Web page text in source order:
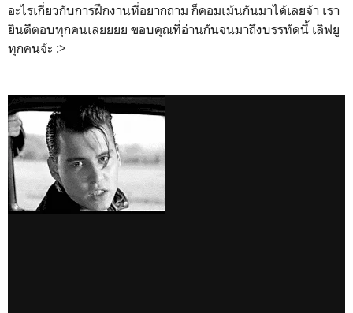
อะไรเกี่ยวกับการฝึกงานที่อยากถาม ก็คอมเม้นกันมาได้เลยจ้า เรา
ยินดีตอบทุกคนเลยยยย ขอบคุณที่อ่านกันจนมาถึงบรรทัดนี้ เลิฟยู
ทุกคนจ้ะ :>